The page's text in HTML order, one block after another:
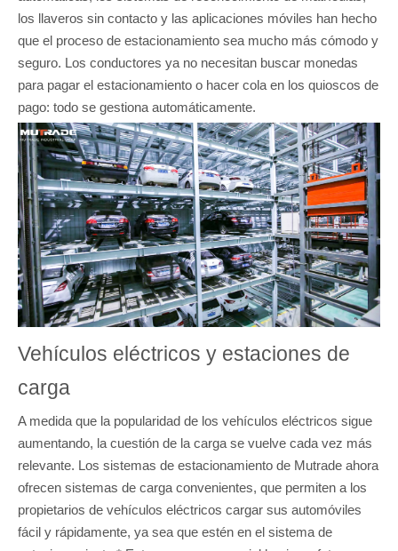
los llaveros sin contacto y las aplicaciones móviles han hecho
que el proceso de estacionamiento sea mucho más cómodo y
seguro. Los conductores ya no necesitan buscar monedas
para pagar el estacionamiento o hacer cola en los quioscos de
pago: todo se gestiona automáticamente.
Vehículos eléctricos y estaciones de
carga
A medida que la popularidad de los vehículos eléctricos sigue
aumentando, la cuestión de la carga se vuelve cada vez más
relevante. Los sistemas de estacionamiento de Mutrade ahora
ofrecen sistemas de carga convenientes, que permiten a los
propietarios de vehículos eléctricos cargar sus automóviles
fácil y rápidamente, ya sea que estén en el sistema de